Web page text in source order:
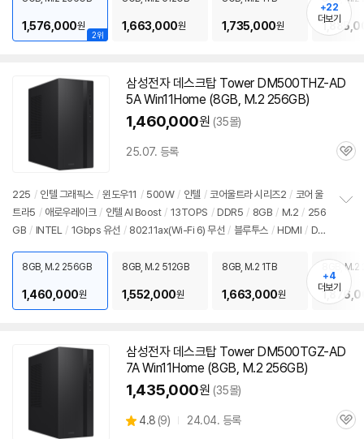
기
2위
1,576,000원 1,663,000원 1,735,000원
+22
더보기
삼성전자 데스크탑 Tower DM500THZ-AD
5A Win11Home (8GB, M.2 256GB)
1,460,000원 (35몰)
25.07. 등록
관
225 / 인텔 그래픽스 / 윈도우11 / 500W / 인텔 / 코어울트라 시리즈2 / 코어 울
트라5 / 애로우레이크 / 인텔 AI Boost / 13TOPS / DDR5 / 8GB / M.2 / 256
GB / INTEL / 1Gbps 유선 / 802.11ax(Wi-Fi 6) 무선 / 블루투스 / HDMI / D-
도: 사무/인강용 / 구성변경상품 / 소비자 가격: 3,499,000원
치
기
8GB, M.2 256GB
1,460,000원
8GB, M.2 512GB
1,552,000원
8GB, M.2 1TB
1,663,000원
8GB, M.2
+4
더보기
삼성전자 데스크탑 Tower DM500TGZ-AD
7A Win11Home (8GB, M.2 256GB)
1,435,000원 (35몰)
별
4.8 (상
9) 24.04. 등록
관